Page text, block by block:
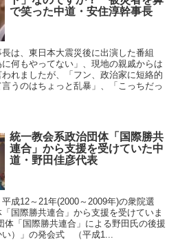
で笑った中道・安住淳幹事長
は、東日本大震災後に出演した番組
何もやってない」、現地の親戚からは
われましたが、「フン、政治家に短絡的
うのはちょっと乱暴」、「こっちだっ
統一教会系政治団体「国際勝共
連合」から支援を受けていた中
道・野田佳彦代表
成12～21年(2000～2009年)の衆院選
国際勝共連合」から支援を受けていま
体「国際勝共連合」による野田氏の後援
）」の発会式 （平成1...